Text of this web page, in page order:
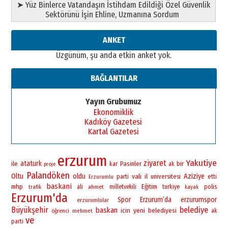
➤ Yüz Binlerce Vatandaşın İstihdam Edildiği Özel Güvenlik
Sektörünü İşin Ehline, Uzmanına Sordum
ANKET
Üzgünüm, şu anda etkin anket yok.
BAĞLANTILAR
Yayın Grubumuz
Ekonomiklik
Kadıköy Gazetesi
Kartal Gazetesi
ile ataturk proje erzurum kar Pasinler ziyaret ak bir Yakutiye
Oltu Palandöken oldu Erzurumlu parti vali il universitesi Aziziye etti
mhp trafik baskani ali ahmet milletvekili Eğitim turkiye kayak polis
Erzurum'da erzurumlular Spor Erzurum’da erzurumspor
Büyükşehir öğrenci mehmet baskan icin yeni belediyesi belediye ak
parti ve